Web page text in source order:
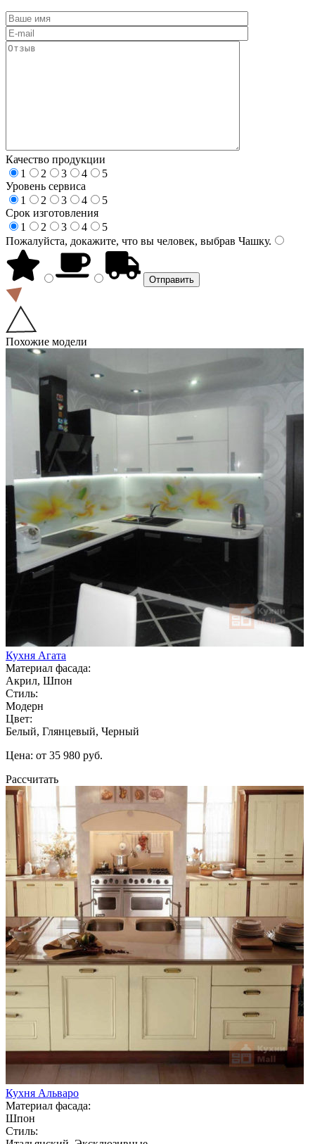
Качество продукции
1
2 3 4
5
Уровень сервиса
1
2 3 4
5
Срок изготовления
1
2 3 4
5
Пожалуйста, докажите, что вы человек, выбрав Чашку.
Похожие модели
Кухня Агата
Материал фасада:
Акрил, Шпон
Стиль:
Модерн
Цвет:
Белый, Глянцевый, Черный
Цена: от 35 980 руб.
Рассчитать
Кухня Альваро
Материал фасада:
Шпон
Стиль: